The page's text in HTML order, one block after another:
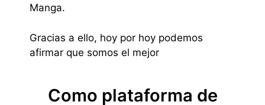
Manga.
Gracias a ello, hoy por hoy podemos
afirmar que somos el mejor
Como plataforma de